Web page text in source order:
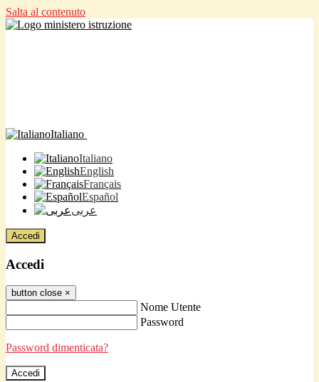
Salta al contenuto
Italiano
Italiano
English
Français
Español
عربى
Accedi
Accedi
button close ×
Nome Utente
Password
Password dimenticata?